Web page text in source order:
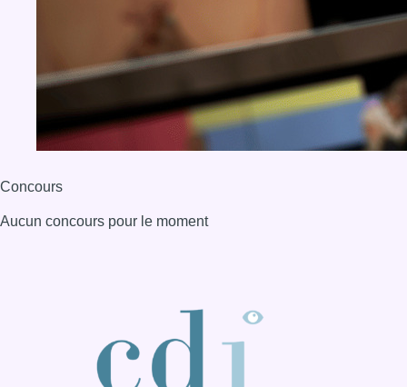
Concours
Aucun concours pour le moment